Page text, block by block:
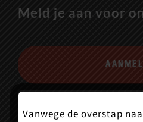
Meld je aan voor
Vanwege de overstap